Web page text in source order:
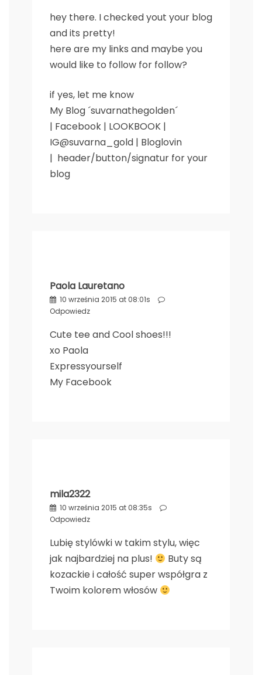
hey there. I checked yout your blog
and its pretty!
here are my links and maybe you
would like to follow for follow?
if yes, let me know
My Blog ´suvarnathegolden´
| Facebook | LOOKBOOK |
IG@suvarna_gold | Bloglovin
| header/button/signatur for your
blog
Paola Lauretano
10 września 2015 at 08:01s
Odpowiedz
Cute tee and Cool shoes!!!
xo Paola
Expressyourself
My Facebook
mila2322
10 września 2015 at 08:35s
Odpowiedz
Lubię stylówki w takim stylu, więc
jak najbardziej na plus!
Buty są
kozackie i całość super współgra z
Twoim kolorem włosów